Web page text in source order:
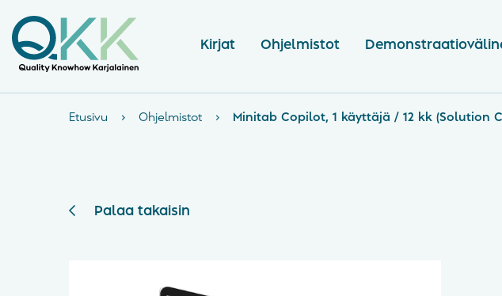
Kirjat Ohjelmistot
Etusivu › Ohjelmistot › Minitab Copilot, 1 käyttäjä / 12 kk (Solution
Palaa takaisin